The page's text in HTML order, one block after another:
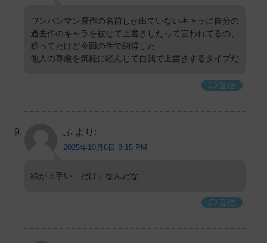
ワンパンマン原作の名前しか出ていないキャラに自分の
過去作のキャラを被せて上書きしたって言われてるの、
疑ってたけど今回の件で納得した
他人の尊厳を気軽に軽んじて自我で上書きするタイプだ
返信
ふ より:
2025年10月6日 8:15 PM
絵が上手い「だけ」なんだな
返信